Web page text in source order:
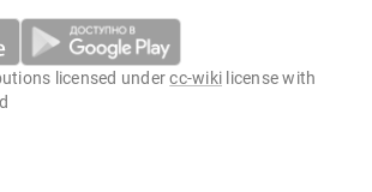
licensed undercc-wiki license with